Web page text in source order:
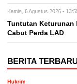
Kamis, 6 Agustus 2026 -
Tuntutan Keturunan
Cabut Perda LAD
BERITA
Hukrim